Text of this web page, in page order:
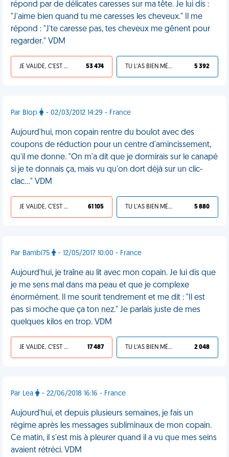
répond par de délicates caresses sur ma tête. Je lui dis :
"J'aime bien quand tu me caresses les cheveux." Il me
répond : "J'te caresse pas, tes cheveux me gênent pour
regarder." VDM
JE VALIDE, C'EST UNE VDM 53 474 TU L'AS BIEN MÉRITÉ 5 392
Par Blop - 02/03/2012 14:29 - France
Aujourd'hui, mon copain rentre du boulot avec des
coupons de réduction pour un centre d'amincissement,
qu'il me donne. "On m'a dit que je dormirais sur le canapé
si je te donnais ça, mais vu qu'on dort déjà sur un clic-
clac..." VDM
JE VALIDE, C'EST UNE VDM 61 105 TU L'AS BIEN MÉRITÉ 5 880
Par Bambi75 - 12/05/2017 10:00 - France
Aujourd'hui, je traîne au lit avec mon copain. Je lui dis que
je me sens mal dans ma peau et que je complexe
énormément. Il me sourit tendrement et me dit : "Il est
pas si moche que ça ton nez." Je parlais juste de mes
quelques kilos en trop. VDM
JE VALIDE, C'EST UNE VDM 17 487 TU L'AS BIEN MÉRITÉ 2 048
Par Lea - 22/06/2018 16:16 - France
Aujourd'hui, et depuis plusieurs semaines, je fais un
régime après les messages subliminaux de mon copain.
Ce matin, il s'est mis à pleurer quand il a vu que mes seins
avaient rétréci. VDM